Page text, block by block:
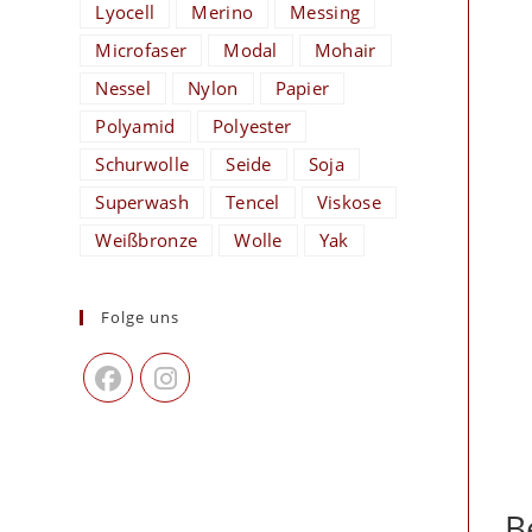
Lyocell
Merino
Messing
Microfaser
Modal
Mohair
Nessel
Nylon
Papier
Polyamid
Polyester
Schurwolle
Seide
Soja
Superwash
Tencel
Viskose
Weißbronze
Wolle Yak
Folge uns